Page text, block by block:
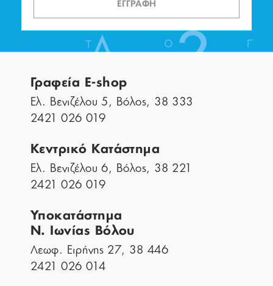
ΕΓΓΡΑΦΗ
Γραφεία E-shop
Ελ. Βενιζέλου 5, Βόλος, 38 333
2421 026 019
Κεντρικό Κατάστημα
Ελ. Βενιζέλου 6, Βόλος, 38 221
2421 026 019
Υποκατάστημα
Ν. Ιωνίας Βόλου
Λεωφ. Ειρήνης 27, 38 446
2421 026 014